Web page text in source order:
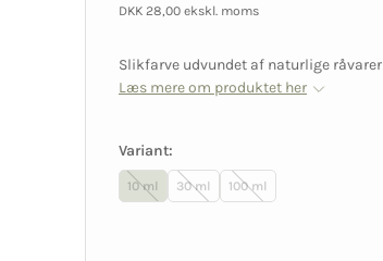
DKK 28,00 ekskl. moms
Slikfarve udvundet af naturlige råvarer
Læs mere om produktet her
Variant:
10 ml 30 ml 100 ml